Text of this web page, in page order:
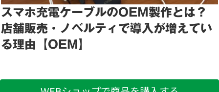
スマホ充電ケーブルのOEM製作とは？
店舗販売・ノベルティで導入が増えてい
る理由【OEM】